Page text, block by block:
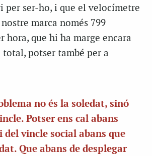
per ser-ho, i que el velocímetre
marca només 799
hora, que hi ha marge encara
total, potser també per a
no és la soledat, sinó
Potser ens cal abans
vincle social abans que
Que abans de desplegar